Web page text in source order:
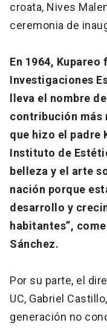
croata, Nives
ceremonia de
En 1964,
Investigaciones
lleva el nombre
contribución más
que hizo el padre
Instituto de
belleza y el arte
nación porque
desarrollo y
habitantes”,
Sánchez.
Por su parte, el
UC, Gabriel
generación no